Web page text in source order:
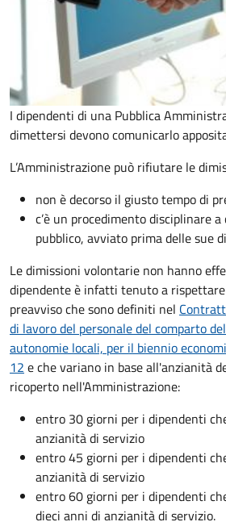
I dipendenti di una Pubblica
dimettersi devono comunicarlo
L’Amministrazione può rifiutare le
non è decorso il giusto tempo di
c’è un procedimento disciplinare
pubblico, avviato prima delle sue
Le dimissioni volontarie non hanno
dipendente è infatti tenuto a
preavviso che sono definiti nel
di lavoro del personale del comparto
autonomie locali, per il biennio
12 e che variano in base all'anzianità
ricoperto nell'Amministrazione:
entro 30 giorni per i dipendenti
anzianità di servizio
entro 45 giorni per i dipendenti
anzianità di servizio
entro 60 giorni per i dipendenti
dieci anni di anzianità di servizio.